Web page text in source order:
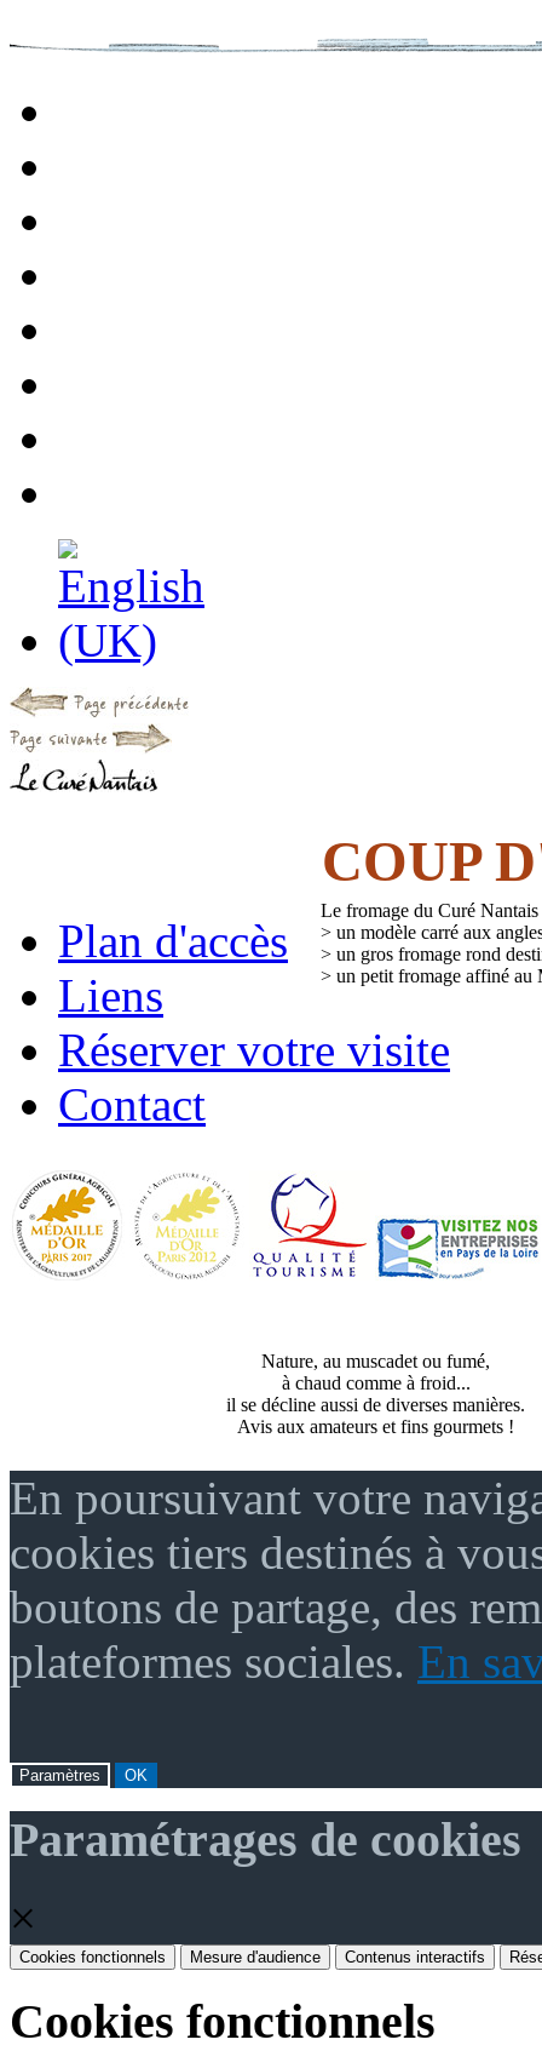
COUP
Le fromage du Curé
> un modèle carré aux
> un gros fromage rond
> un petit fromage affiné au
Nature, au muscadet ou fumé,
à chaud comme à froid...
il se décline aussi de diverses manières.
Avis aux amateurs et fins gourmets !
Plan d'accès
Liens
Réserver votre visite
Contact
En poursuivant votre
cookies tiers destinés à
boutons de partage, des
plateformes sociales. En
Paramètres OK
Paramétrages de cookies
×
Cookies fonctionnels Mesure d'audience Contenus interactifs
Cookies fonctionnels